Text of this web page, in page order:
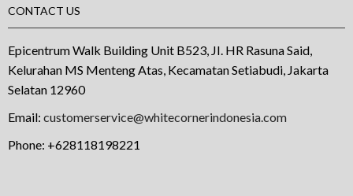
CONTACT US
Epicentrum Walk Building Unit B523, JI. HR Rasuna Said,
Kelurahan MS Menteng Atas, Kecamatan Setiabudi, Jakarta
Selatan 12960
Email: customerservice@whitecornerindonesia.com
Phone: +628118198221